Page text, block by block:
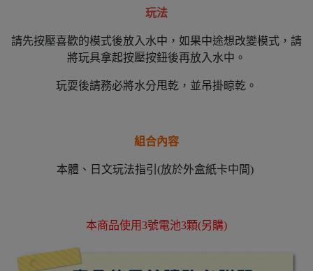
玩法
請先按壓喜歡的模式後放入水中，如果中途想改變模式，請
將玩具拿起按壓按鈕後再放入水中。
玩耍後請務必將水分甩乾，並吊掛晾乾。
組合內容
本體、日文玩法指引(放於外盒紙卡中間)
本商品使用3號電池3顆(另購)